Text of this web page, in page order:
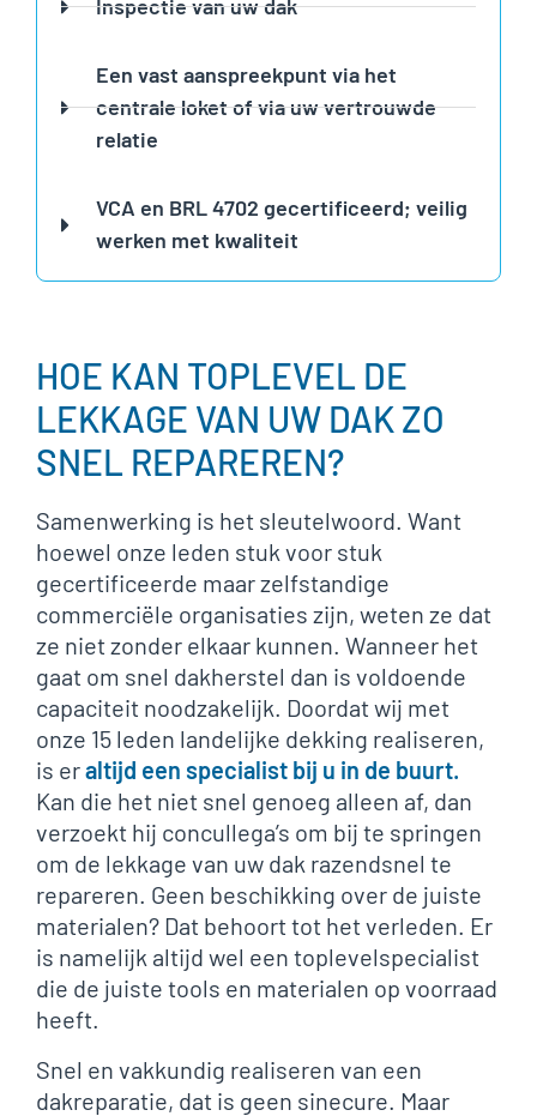
Inspectie van uw dak
Een vast aanspreekpunt via het
centrale loket of via uw vertrouwde
relatie
VCA en BRL 4702 gecertificeerd; veilig
werken met kwaliteit
HOE KAN TOPLEVEL DE
LEKKAGE VAN UW DAK ZO
SNEL REPAREREN?
Samenwerking is het sleutelwoord. Want
hoewel onze leden stuk voor stuk
gecertificeerde maar zelfstandige
commerciële organisaties zijn, weten ze dat
ze niet zonder elkaar kunnen. Wanneer het
gaat om snel dakherstel dan is voldoende
capaciteit noodzakelijk. Doordat wij met
onze 15 leden landelijke dekking realiseren,
is eraltijd een specialist bij u in de buurt.
Kan die het niet snel genoeg alleen af, dan
verzoekt hij concullega’s om bij te springen
om de lekkage van uw dak razendsnel te
repareren. Geen beschikking over de juiste
materialen? Dat behoort tot het verleden. Er
is namelijk altijd wel een toplevelspecialist
die de juiste tools en materialen op voorraad
heeft.
Snel en vakkundig realiseren van een
dakreparatie, dat is geen sinecure. Maar